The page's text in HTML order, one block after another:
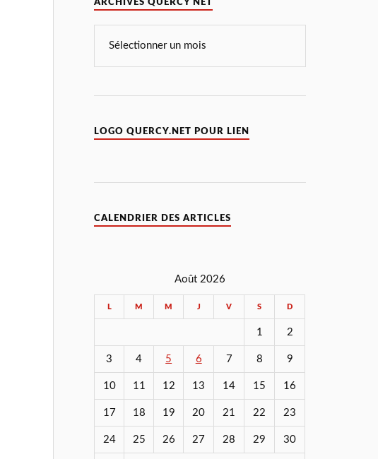
ARCHIVES QUERCY NET
LOGO QUERCY.NET POUR LIEN
CALENDRIER DES ARTICLES
Août 2026
L M M J V S D
1 2
3 4 5 6 7 8 9
10 11 12 13 14 15 16
17 18 19 20 21 22 23
24 25 26 27 28 29 30